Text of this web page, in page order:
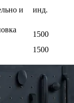
и
инд.
1500
1500